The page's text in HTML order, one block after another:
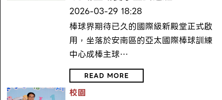
2026-03-29 18:28
棒球界期待已久的國際級新殿堂正式啟
用，坐落於安南區的亞太國際棒球訓練
中心成棒主球…
READ MORE
校園